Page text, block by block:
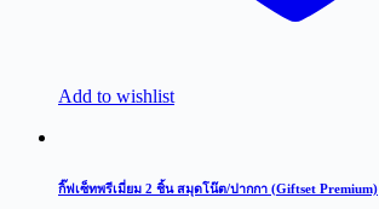
Add to wishlist
กิ๊ฟเซ็ทพรีเมี่ยม 2 ชิ้น สมุดโน๊ต/ปากกา (Giftset Premium)